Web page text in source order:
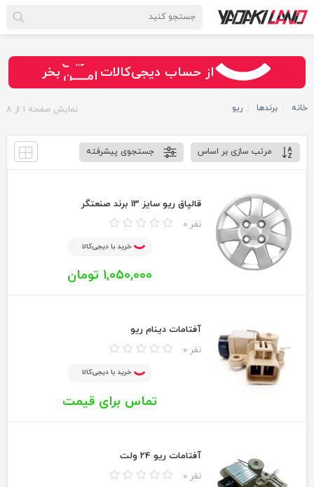
از حساب دیجی‌کالات سـریــع
امـــــن
قـسـطی
بخر
خانه برندها ریو نمایش صفحه 1 از 8
مرتب سازی بر اساس جستجوی پیشرفته
قالپاق ريو سايز 13 برند صنعتگر
0 نفر
خرید با دیجی‌کالا
1,050,000 تومان
آفتامات دینام ریو
0 نفر
خرید با دیجی‌کالا
تماس برای قیمت
آفتامات ریو 24 ولت
0 نفر